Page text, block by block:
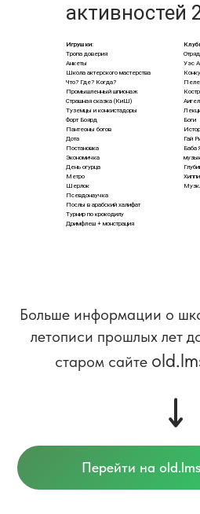
Игрушки:
Тропа доверия
Анкеты
Школа актерского мастерства
Что? Где? Когда?
Промышленный шпионаж
Страшная сказка (КиШ)
Туземцы и конкистадоры
Форт Боярд
Пантеоны богов
Дота
Постановка
Экономичка
День огурца
Метро
Шерлок
Псевдонаучка
Послы в арабский халифат
Турнир по крокодилу
Дримфлеш + монстрация
Уэс
Аигел
Боги
Гай
Баба
Хиппи
активностей
Больше информации о
летописи прошлых лет
старом сайте
Перейти на